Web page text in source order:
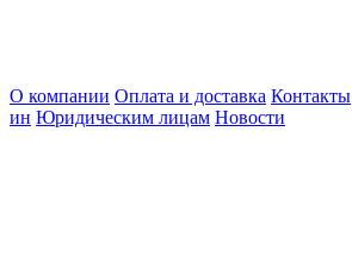
О компании Оплата и доставка Контакты
ин Юридическим лицам Новости